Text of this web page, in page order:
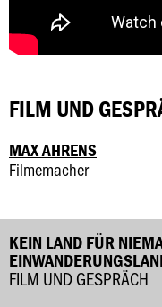
FILM UND
MAX AHRENS
Filmemacher
KEIN LAND FÜR
FILM UND GESPRÄCH